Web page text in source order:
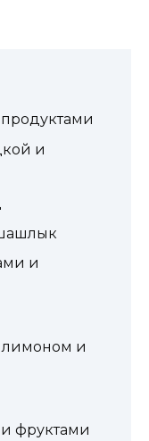
и
и
лимоном и
фруктами